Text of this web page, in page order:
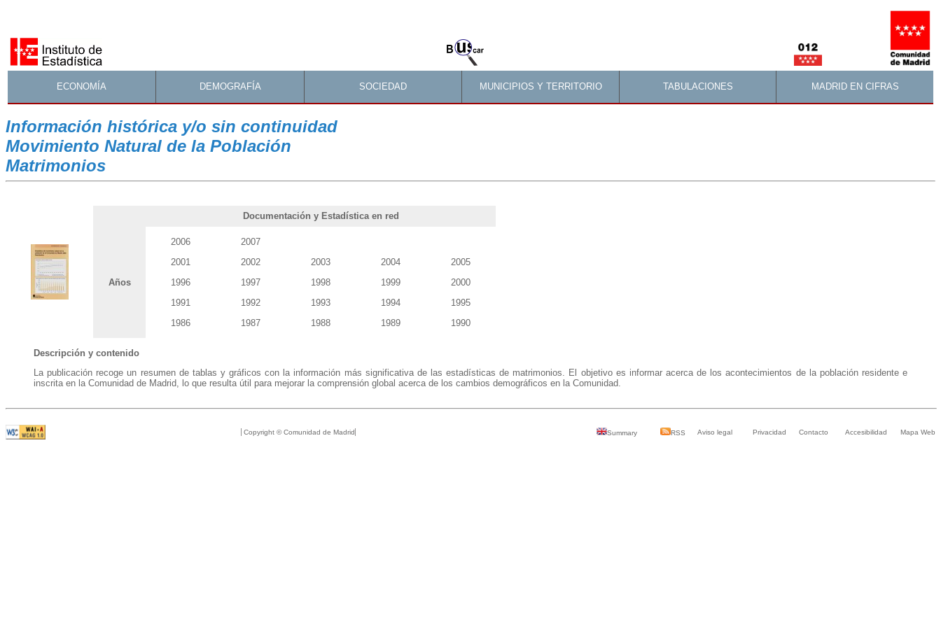
ECONOMÍA DEMOGRAFÍA SOCIEDAD MUNICIPIOS Y TERRITORIO TABULACIONES MADRID EN CIFRAS
Información histórica y/o sin continuidad
Movimiento Natural de la Población
Matrimonios
Documentación y Estadística en red
Años
2006
2007
2001
2002 2003 2004
2005
1996
1997 1998 1999
2000
1991
1992 1993 1994
1995
1986
1987 1988 1989 1990
Descripción y contenido
La publicación recoge un resumen de tablas y gráficos con la información más significativa de las estadísticas de matrimonios El objetivo es informaracerca de los acontecimientos de la población residente e
inscrita en la Comunidad de Madrid, lo que resulta útil para mejorar la comprensión global acerca de los cambios demográficos en la Comunidad.
Copyright © Comunidad de Madrid Summary RSS Aviso legal Privacidad Contacto Accesibilidad Mapa Web